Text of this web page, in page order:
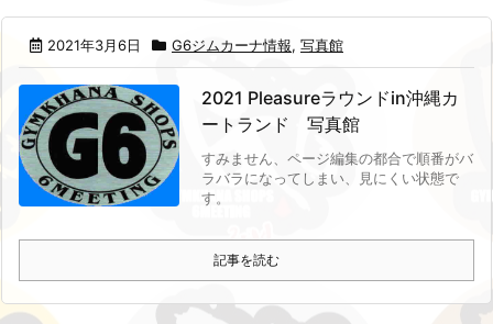
2021年3月6日 G6ジムカーナ情報, 写真館
2021 Pleasureラウンドin沖縄カ
ートランド 写真館
すみません、ページ編集の都合で順番がバ
ラバラになってしまい、見にくい状態で
す。
記事を読む